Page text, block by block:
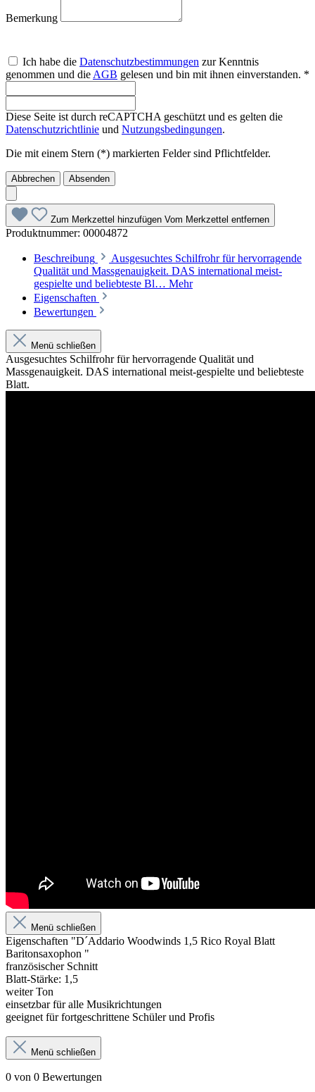
Bemerkung
Ich habe die Datenschutzbestimmungen zur Kenntnis
genommen und die AGB gelesen und bin mit ihnen einverstanden. *
Diese Seite ist durch reCAPTCHA geschützt und es gelten die
Datenschutzrichtlinie und Nutzungsbedingungen.
Die mit einem Stern (*) markierten Felder sind Pflichtfelder.
Abbrechen Absenden
Zum Merkzettel hinzufügen Vom Merkzettel entfernen
Produktnummer: 00004872
Beschreibung
Ausgesuchtes Schilfrohr für hervorragende
Qualität und Massgenauigkeit. DAS international meist-
gespielte und beliebteste Bl… Mehr
Eigenschaften
Bewertungen
Menü schließen
Ausgesuchtes Schilfrohr für hervorragende Qualität und
Massgenauigkeit. DAS international meist-gespielte und beliebteste
Blatt.
Menü schließen
Eigenschaften "D´Addario Woodwinds 1,5 Rico Royal Blatt
Baritonsaxophon "
französischer Schnitt
Blatt-Stärke: 1,5
weiter Ton
einsetzbar für alle Musikrichtungen
geeignet für fortgeschrittene Schüler und Profis
Menü schließen
0 von 0 Bewertungen